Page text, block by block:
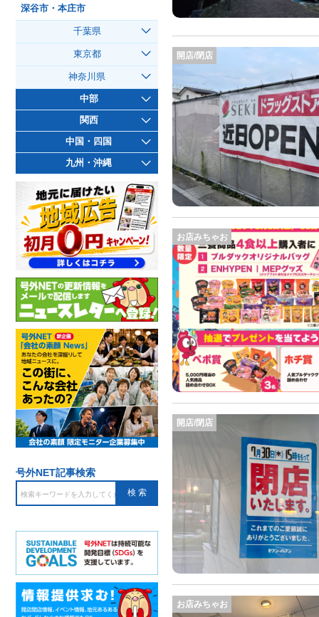
開店/閉店
お店みちゃお
開店/閉店
お店みちゃお
深谷市・本庄市
千葉県
東京都
神奈川県
中部
関西
中国・四国
九州・沖縄
号外NET記事検索